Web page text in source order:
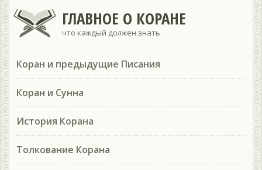
ГЛАВНОЕ О КОРАНЕ
что каждый должен знать
Коран и предыдущие Писания
Коран и Сунна
История Корана
Толкование Корана